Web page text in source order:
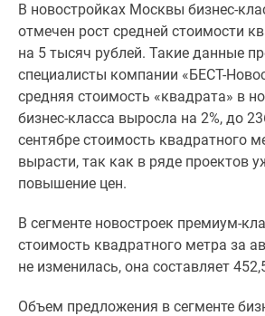
предложения
Коммерческие
помещения
Продавцы
застройщики
Панорамы
новостроек
Видеообзор
Экспертиза
новостроек
Экология
Москвы
В новостройках Москвы бизнес-
отмечен рост средней стоимости
на 5 тысяч рублей. Такие данные
специалисты компании «БЕСТ-
средняя стоимость «квадрата» в
бизнес-класса выросла на 2%, до
сентябре стоимость квадратного
вырасти, так как в ряде проектов
повышение цен.
В сегменте новостроек премиум-
стоимость квадратного метра за
не изменилась, она составляет
Объем предложения в сегменте